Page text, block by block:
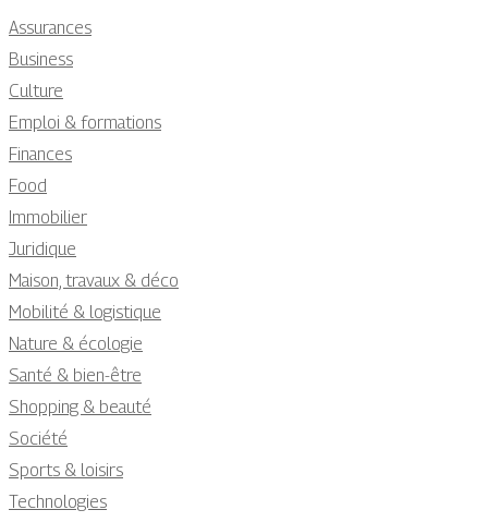
Assurances
Business
Culture
Emploi & formations
Finances
Food
Immobilier
Juridique
Maison, travaux & déco
Mobilité & logistique
Nature & écologie
Santé & bien-être
Shopping & beauté
Société
Sports & loisirs
Technologies